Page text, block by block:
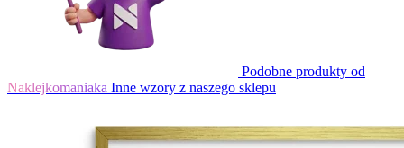
Podobne produkty od
Naklejkomaniaka Inne wzory z naszego sklepu